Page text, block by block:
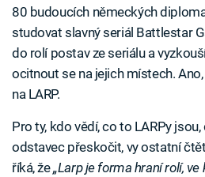
80 budoucích německých
studovat slavný seriál Battlestar
do rolí postav ze seriálu a
ocitnout se na jejich místech.
na LARP.
Pro ty, kdo vědí, co to LARPy
odstavec přeskočit, vy ostatní
říká, že„Larp je forma hraní rolí,